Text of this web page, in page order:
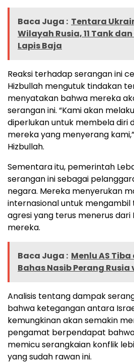
Baca Juga : Tentara
Wilayah Rusia, 11 Tank
Lapis Baja
Reaksi terhadap serangan ini
Hizbullah mengutuk tindakan
menyatakan bahwa mereka
serangan ini. “Kami akan
diperlukan untuk membela diri
mereka yang menyerang
Hizbullah.
Sementara itu, pemerintah
serangan ini sebagai
negara. Mereka menyerukan
internasional untuk
agresi yang terus menerus dari
mereka.
Baca Juga : Menlu AS
Bahas Nasib Perang Rusia
Analisis tentang dampak
bahwa ketegangan antara
kemungkinan akan semakin
pengamat berpendapat
memicu serangkaian konflik
yang sudah rawan ini.